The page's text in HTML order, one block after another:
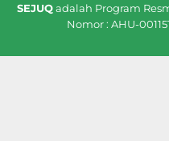
SEJUQadalah Program
Nomor : AHU-